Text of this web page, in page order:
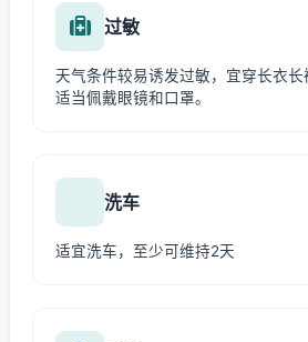
过敏
天气条件较易诱发过敏，宜穿长衣长
适当佩戴眼镜和口罩。
洗车
适宜洗车，至少可维持2天